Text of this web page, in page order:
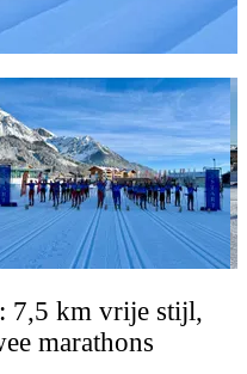
7,5 km vrije stijl,
marathons